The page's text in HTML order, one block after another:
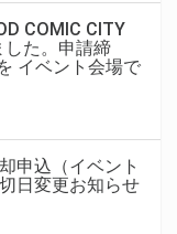
COMIC CITY
した。申請締
イベント会場で
申込（イベント
日変更お知らせ